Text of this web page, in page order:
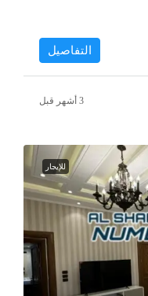
التفاصيل
للإيجار